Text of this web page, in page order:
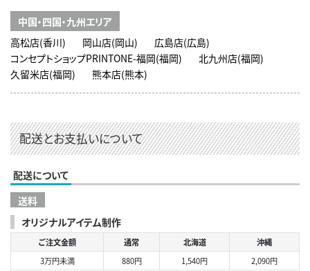
中国・四国・九州エリア
高松店(香川)
岡山店(岡山)
広島店(広島)
コンセプトショップPRINTONE-福岡(福岡)
北九州店(福岡)
久留米店(福岡)
熊本店(熊本)
配送とお支払いについて
配送について
送料
オリジナルアイテム制作
ご注文金額 通常 北海道
沖縄
3万円未満
880円 1,540円
2,090円